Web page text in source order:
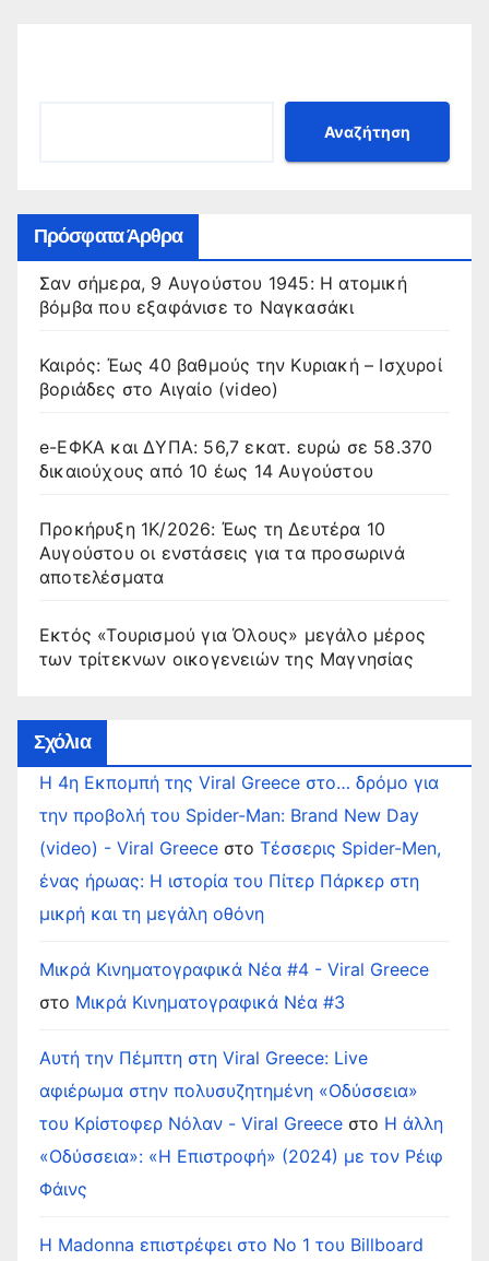
Αναζήτηση
Πρόσφατα Άρθρα
Σαν σήμερα, 9 Αυγούστου 1945: Η ατομική
βόμβα που εξαφάνισε το Ναγκασάκι
Καιρός: Έως 40 βαθμούς την Κυριακή – Ισχυροί
βοριάδες στο Αιγαίο (video)
e-ΕΦΚΑ και ΔΥΠΑ: 56,7 εκατ. ευρώ σε 58.370
δικαιούχους από 10 έως 14 Αυγούστου
Προκήρυξη 1Κ/2026: Έως τη Δευτέρα 10
Αυγούστου οι ενστάσεις για τα προσωρινά
αποτελέσματα
Εκτός «Τουρισμού για Όλους» μεγάλο μέρος
των τρίτεκνων οικογενειών της Μαγνησίας
Σχόλια
Η 4η Εκπομπή της Viral Greece στο… δρόμο για
την προβολή του Spider-Man: Brand New Day
(video) - Viral Greece στο Τέσσερις Spider-Men,
ένας ήρωας: Η ιστορία του Πίτερ Πάρκερ στη
μικρή και τη μεγάλη οθόνη
Μικρά Κινηματογραφικά Νέα #4 - Viral Greece
στο Μικρά Κινηματογραφικά Νέα #3
Αυτή την Πέμπτη στη Viral Greece: Live
αφιέρωμα στην πολυσυζητημένη «Οδύσσεια»
του Κρίστοφερ Νόλαν - Viral Greece στο Η άλλη
«Οδύσσεια»: «Η Επιστροφή» (2024) με τον Ρέιφ
Φάινς
Η Madonna επιστρέφει στο Νο 1 του Billboard